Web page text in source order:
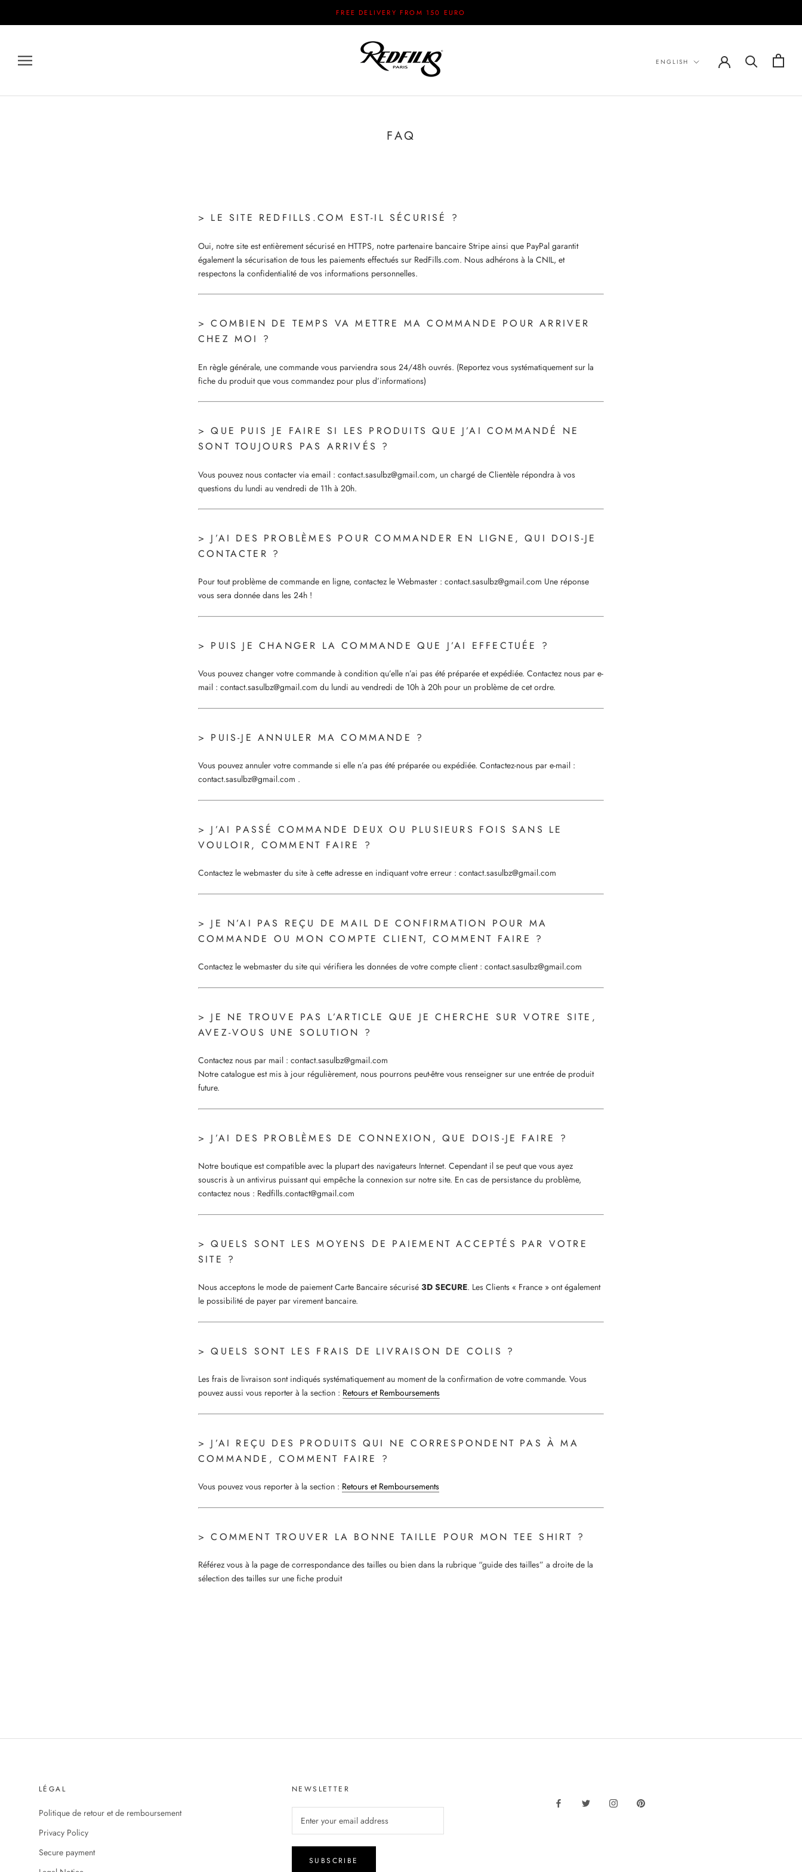
FREE DELIVERY FROM 150 EURO
Language
ENGLISH
FAQ
> LE SITE REDFILLS.COM EST-IL SÉCURISÉ ?
Oui, notre site est entièrement sécurisé en HTTPS, notre partenaire bancaire Stripe ainsi que PayPal garantit
également la sécurisation de tous les paiements effectués sur RedFills.com. Nous adhérons à la CNIL, et
respectons la confidentialité de vos informations personnelles.
> COMBIEN DE TEMPS VA METTRE MA COMMANDE POUR ARRIVER
CHEZ MOI ?
En règle générale, une commande vous parviendra sous 24/48h ouvrés. (Reportez vous systématiquement sur la
fiche du produit que vous commandez pour plus d’informations)
> QUE PUIS JE FAIRE SI LES PRODUITS QUE J’AI COMMANDÉ NE
SONT TOUJOURS PAS ARRIVÉS ?
Vous pouvez nous contacter via email : contact.sasulbz@gmail.com, un chargé de Clientèle répondra à vos
questions du lundi au vendredi de 11h à 20h.
> J’AI DES PROBLÈMES POUR COMMANDER EN LIGNE, QUI DOIS-JE
CONTACTER ?
Pour tout problème de commande en ligne, contactez le Webmaster : contact.sasulbz@gmail.com Une réponse
vous sera donnée dans les 24h !
> PUIS JE CHANGER LA COMMANDE QUE J’AI EFFECTUÉE ?
Vous pouvez changer votre commande à condition qu’elle n’ai pas été préparée et expédiée. Contactez nous par e-
mail : contact.sasulbz@gmail.com du lundi au vendredi de 10h à 20h pour un problème de cet ordre.
> PUIS-JE ANNULER MA COMMANDE ?
Vous pouvez annuler votre commande si elle n’a pas été préparée ou expédiée. Contactez-nous par e-mail :
contact.sasulbz@gmail.com .
> J’AI PASSÉ COMMANDE DEUX OU PLUSIEURS FOIS SANS LE
VOULOIR, COMMENT FAIRE ?
Contactez le webmaster du site à cette adresse en indiquant votre erreur : contact.sasulbz@gmail.com
> JE N’AI PAS REÇU DE MAIL DE CONFIRMATION POUR MA
COMMANDE OU MON COMPTE CLIENT, COMMENT FAIRE ?
Contactez le webmaster du site qui vérifiera les données de votre compte client : contact.sasulbz@gmail.com
> JE NE TROUVE PAS L’ARTICLE QUE JE CHERCHE SUR VOTRE SITE,
AVEZ-VOUS UNE SOLUTION ?
Contactez nous par mail : contact.sasulbz@gmail.com
Notre catalogue est mis à jour régulièrement, nous pourrons peut-être vous renseigner sur une entrée de produit
future.
> J’AI DES PROBLÈMES DE CONNEXION, QUE DOIS-JE FAIRE ?
Notre boutique est compatible avec la plupart des navigateurs Internet. Cependant il se peut que vous ayez
souscris à un antivirus puissant qui empêche la connexion sur notre site. En cas de persistance du problème,
contactez nous : Redfills.contact@gmail.com
> QUELS SONT LES MOYENS DE PAIEMENT ACCEPTÉS PAR VOTRE
SITE ?
Nous acceptons le mode de paiement Carte Bancaire sécurisé 3D SECURE. Les Clients « France » ont également
le possibilité de payer par virement bancaire.
> QUELS SONT LES FRAIS DE LIVRAISON DE COLIS ?
Les frais de livraison sont indiqués systématiquement au moment de la confirmation de votre commande. Vous
pouvez aussi vous reporter à la section : Retours et Remboursements
> J’AI REÇU DES PRODUITS QUI NE CORRESPONDENT PAS À MA
COMMANDE, COMMENT FAIRE ?
Vous pouvez vous reporter à la section : Retours et Remboursements
> COMMENT TROUVER LA BONNE TAILLE POUR MON TEE SHIRT ?
Référez vous à la page de correspondance des tailles ou bien dans la rubrique “guide des tailles” a droite de la
sélection des tailles sur une fiche produit
LÉGAL
Politique de retour et de remboursement
Privacy Policy
Secure payment
NEWSLETTER
SUBSCRIBE